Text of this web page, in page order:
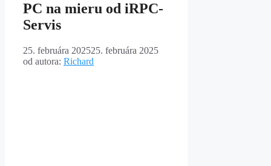
PC na mieru od iRPC-
Servis
25. februára 202525. februára 2025
od autora: Richard